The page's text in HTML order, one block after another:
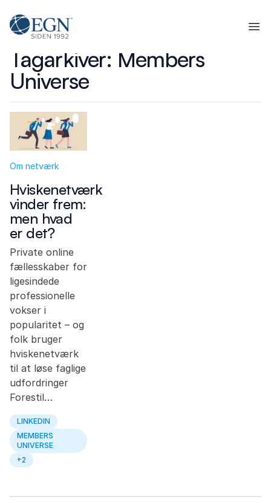
Executives' Global Network
Tagarkiver: Members
Universe
Om netværk
Hviskenetværk
vinder frem:
men hvad
er det?
Private online
fællesskaber for
ligesindede
professionelle
vokser i
popularitet – og
folk bruger
hviskenetværk
til at løse faglige
udfordringer
Forestil…
LINKEDIN
MEMBERS
UNIVERSE
+2